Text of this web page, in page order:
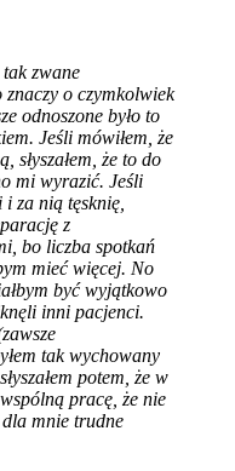
tak zwane
znaczy o czymkolwiek
odnoszone było to
Jeśli mówiłem, że
słyszałem, że to do
mi wyrazić. Jeśli
za nią tęsknię,
z
bo liczba spotkań
mieć więcej. No
być wyjątkowo
inni pacjenci.
tak wychowany
potem, że w
pracę, że nie
dla mnie trudne